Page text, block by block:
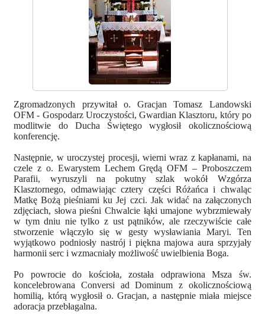
Zgromadzonych przywitał o. Gracjan Tomasz Landowski
OFM - Gospodarz Uroczystości, Gwardian Klasztoru, który po
modlitwie do Ducha Świętego wygłosił okolicznościową
konferencję.
Następnie, w uroczystej procesji, wierni wraz z kapłanami, na
czele z o. Ewarystem Lechem Grędą OFM – Proboszczem
Parafii, wyruszyli na pokutny szlak wokół Wzgórza
Klasztornego, odmawiając cztery części Różańca i chwaląc
Matkę Bożą pieśniami ku Jej czci. Jak widać na załączonych
zdjęciach, słowa pieśni Chwalcie łąki umajone wybrzmiewały
w tym dniu nie tylko z ust pątników, ale rzeczywiście całe
stworzenie włączyło się w gesty wysławiania Maryi. Ten
wyjątkowo podniosły nastrój i piękna majowa aura sprzyjały
harmonii serc i wzmacniały możliwość uwielbienia Boga.
Po powrocie do kościoła, została odprawiona Msza św.
koncelebrowana Conversi ad Dominum z okolicznościową
homilią, którą wygłosił o. Gracjan, a następnie miała miejsce
adoracja przebłagalna.